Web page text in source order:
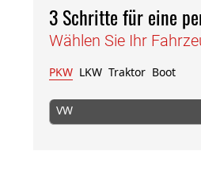
3 Schritte für eine
Wählen Sie Ihr
PKW LKW Traktor Boot
VW